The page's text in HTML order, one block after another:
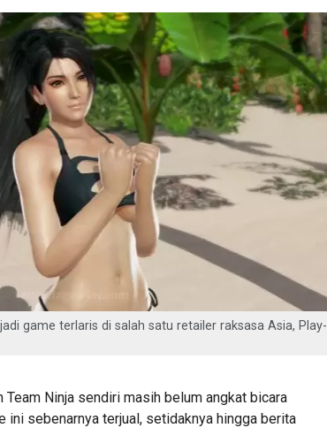
game terlaris di salah satu retailer raksasa Asia, Play-
Team Ninja sendiri masih belum angkat bicara
ini sebenarnya terjual, setidaknya hingga berita